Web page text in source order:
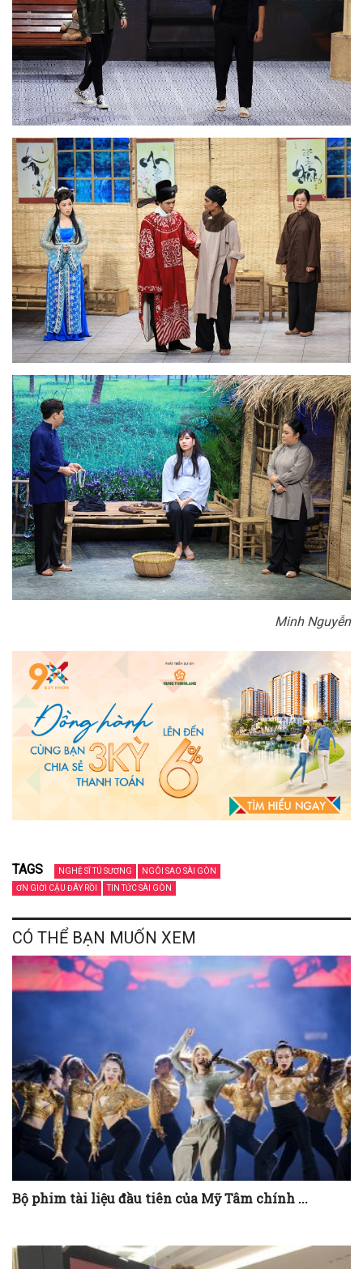
Minh Nguyễn
TAGS NGHỆ SĨ TÚ SƯƠNG
NGÔI SAO SÀI GÒN
ƠN GIỜI CẬU ĐÂY RỒI
TIN TỨC SÀI GÒN
CÓ THỂ BẠN MUỐN XEM
Bộ phim tài liệu đầu tiên của Mỹ Tâm chính ...